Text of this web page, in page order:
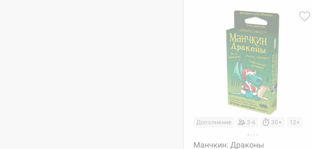
Дополнение 3-6 30+ 12+
Манчкин: Драконы